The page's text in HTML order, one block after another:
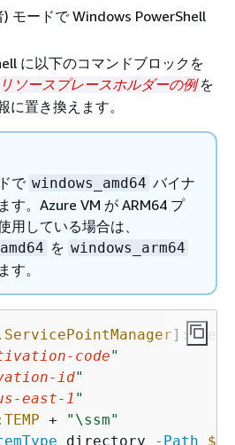
モードで Windows PowerShell
に以下のコマンドブロックを
リソースプレースホルダーの例 を
に置き換えます。
で windows_amd64 バイナ
す。Azure VM が ARM64 プ
用している場合は、
を windows_arm64
す。
code"
id"
east-1 "
+
"\ssm"
directory -Path